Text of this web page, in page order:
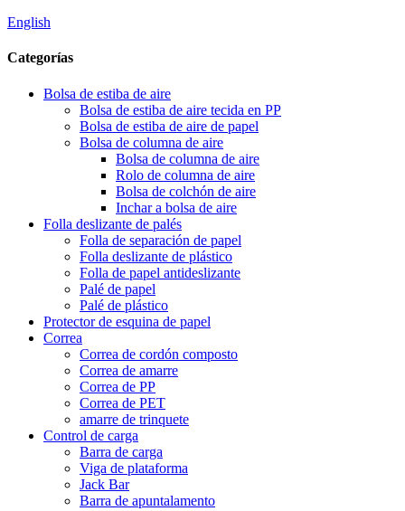
English
Categorías
Bolsa de estiba de aire
Bolsa de estiba de aire tecida en PP
Bolsa de estiba de aire de papel
Bolsa de columna de aire
Bolsa de columna de aire
Rolo de columna de aire
Bolsa de colchón de aire
Inchar a bolsa de aire
Folla deslizante de palés
Folla de separación de papel
Folla deslizante de plástico
Folla de papel antideslizante
Palé de papel
Palé de plástico
Protector de esquina de papel
Correa
Correa de cordón composto
Correa de amarre
Correa de PP
Correa de PET
amarre de trinquete
Control de carga
Barra de carga
Viga de plataforma
Jack Bar
Barra de apuntalamento